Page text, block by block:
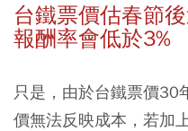
台鐵票價估春節
報酬率會低於3%
只是，由於台鐵票價30
價無法反映成本，若加